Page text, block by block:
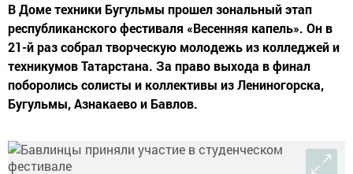
В Доме техники Бугульмы прошел зональный этап
республиканского фестиваля «Весенняя капель». Он в
21-й раз собрал творческую молодежь из колледжей и
техникумов Татарстана. За право выхода в финал
поборолись солисты и коллективы из Лениногорска,
Бугульмы, Азнакаево и Бавлов.